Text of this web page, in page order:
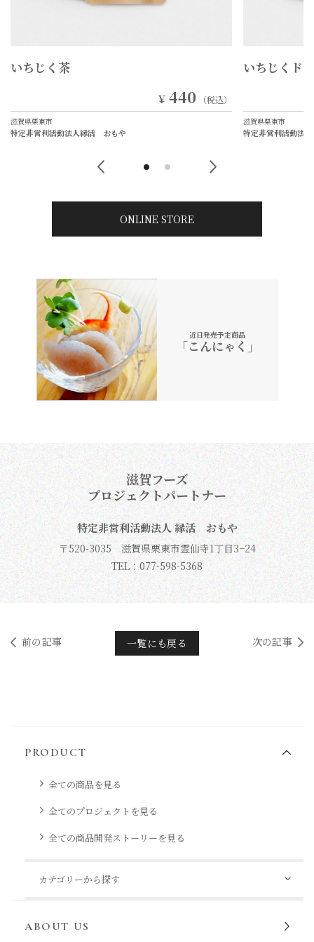
いちじくドライ
￥ 550 （税込）
滋賀県栗東市
特定非営利活動法人縁活 おもや
いちじく茶
滋賀県栗東市
特定非営利活動法
ONLINE STORE
近日発売予定商品
「こんにゃく」
滋賀フーズ
プロジェクトパートナー
特定非営利活動法人 縁活 おもや
〒520-3035 滋賀県栗東市霊仙寺1丁目3−24
TEL：077-598-5368
前の記事 一覧にも戻る 次の記事
PRODUCT
全ての商品を見る
全てのプロジェクトを見る
全ての商品開発ストーリーを見る
カテゴリーから探す
ABOUT US